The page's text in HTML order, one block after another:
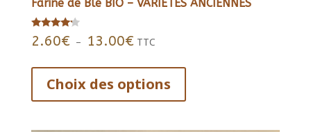
Farine de Blé BIO – VARIETES ANCIENNES
Note
4.00
2.60€ – 13.00€Plage
prix :
2.60€
à
TTC
Choix des options
a